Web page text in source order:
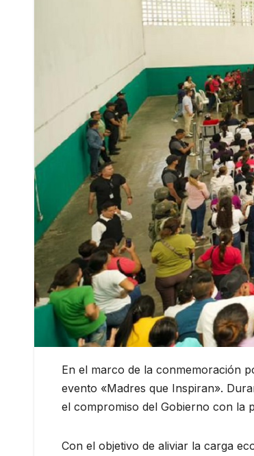
En el marco de la conmemoración
evento «Madres que Inspiran».
el compromiso del Gobierno con la
Con el objetivo de aliviar la carga